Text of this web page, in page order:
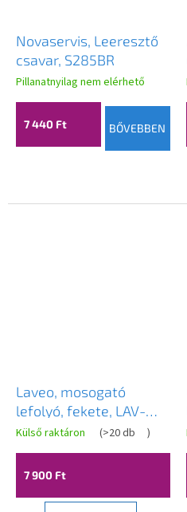
Novaservis, Leeresztő
csavar, S285BR
Pillanatnyilag nem elérhető
7 440 Ft BŐVEBBEN
Laveo, mosogató
lefolyó, fekete, LAV-
CKK_72R3
Külső raktáron (>20 db )
7 900 Ft